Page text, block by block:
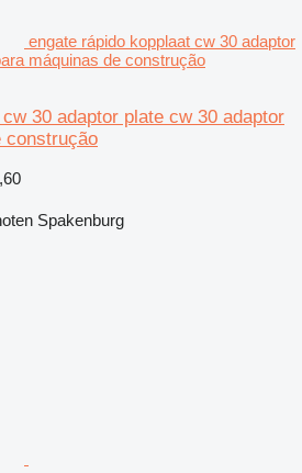
engate rápido kopplaat cw 30 adaptor
máquinas de construção
30 adaptor plate cw 30 adaptor
construção
Spakenburg